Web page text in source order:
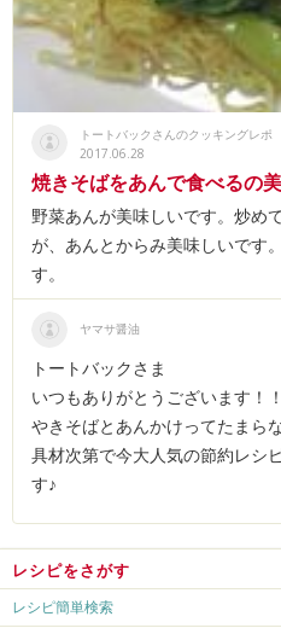
トートバックさんのクッキングレポ
2017.06.28
焼きそばをあんで食べるの
野菜あんが美味しいです。炒め
が、あんとからみ美味しいです
す。
ヤマサ醤油
トートバックさま
いつもありがとうございます！！
やきそばとあんかけってたまら
具材次第で今大人気の節約レシ
す♪
レシピをさがす
レシピ簡単検索